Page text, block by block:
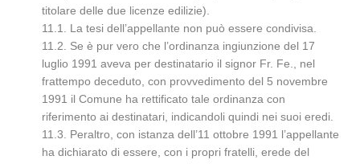
titolare delle due licenze edilizie).
11.1. La tesi dell’appellante non può essere condivisa.
11.2. Se è pur vero che l’ordinanza ingiunzione del 17
luglio 1991 aveva per destinatario il signor Fr. Fe., nel
frattempo deceduto, con provvedimento del 5 novembre
1991 il Comune ha rettificato tale ordinanza con
riferimento ai destinatari, indicandoli quindi nei suoi eredi.
11.3. Peraltro, con istanza dell’11 ottobre 1991 l’appellante
ha dichiarato di essere, con i propri fratelli, erede del